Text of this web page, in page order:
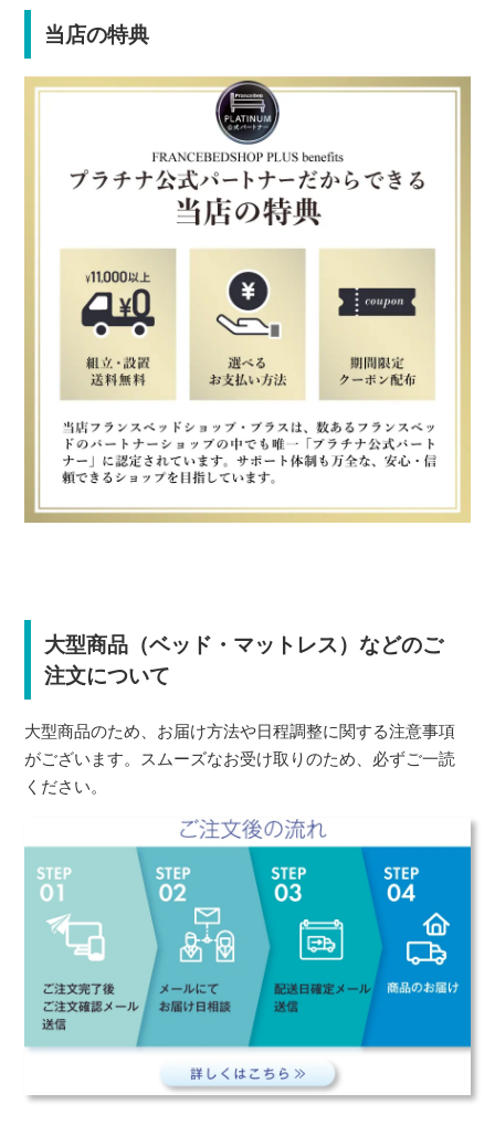
当店の特典
大型商品（ベッド・マットレス）などのご
注文について
大型商品のため、お届け方法や日程調整に関する注意事項
がございます。スムーズなお受け取りのため、必ずご一読
ください。